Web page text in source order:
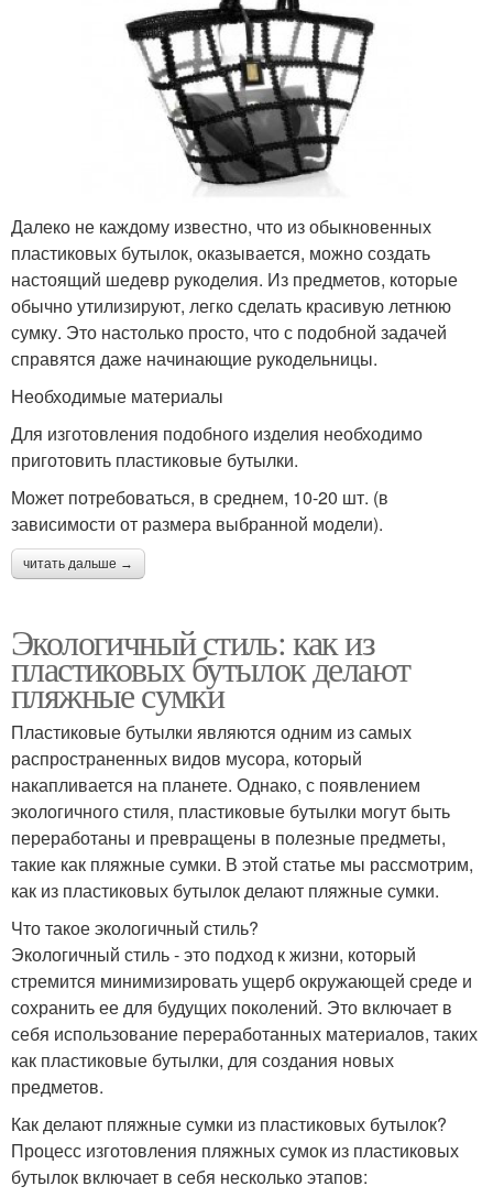
Далеко не каждому известно, что из обыкновенных
пластиковых бутылок, оказывается, можно создать
настоящий шедевр рукоделия. Из предметов, которые
обычно утилизируют, легко сделать красивую летнюю
сумку. Это настолько просто, что с подобной задачей
справятся даже начинающие рукодельницы.
Необходимые материалы
Для изготовления подобного изделия необходимо
приготовить пластиковые бутылки.
Может потребоваться, в среднем, 10-20 шт. (в
зависимости от размера выбранной модели).
читать дальше →
Экологичный стиль: как из
пластиковых бутылок делают
пляжные сумки
Пластиковые бутылки являются одним из самых
распространенных видов мусора, который
накапливается на планете. Однако, с появлением
экологичного стиля, пластиковые бутылки могут быть
переработаны и превращены в полезные предметы,
такие как пляжные сумки. В этой статье мы рассмотрим,
как из пластиковых бутылок делают пляжные сумки.
Что такое экологичный стиль?
Экологичный стиль - это подход к жизни, который
стремится минимизировать ущерб окружающей среде и
сохранить ее для будущих поколений. Это включает в
себя использование переработанных материалов, таких
как пластиковые бутылки, для создания новых
предметов.
Как делают пляжные сумки из пластиковых бутылок?
Процесс изготовления пляжных сумок из пластиковых
бутылок включает в себя несколько этапов: